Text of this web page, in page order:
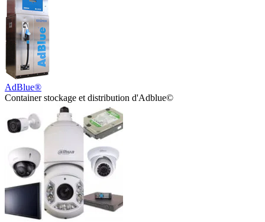
AdBlue®
Container stockage et distribution d'Adblue©